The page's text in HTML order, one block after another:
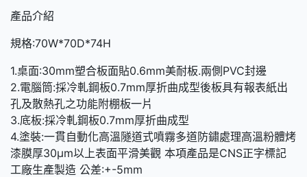
產品介紹
規格:70W*70D*74H
1.桌面:30mm塑合板面貼0.6mm美耐板.兩側PVC封邊
2.電腦筒:採冷軋鋼板0.7mm厚折曲成型後板具有報表紙出
孔及散熱孔之功能附棚板一片
3.底板:採冷軋鋼板0.7mm厚折曲成型
4.塗裝:一貫自動化高溫隧道式噴霧多道防鏽處理高溫粉體烤
漆膜厚30μm以上表面平滑美觀 本項產品是CNS正字標記
工廠生產製造 公差:+-5mm